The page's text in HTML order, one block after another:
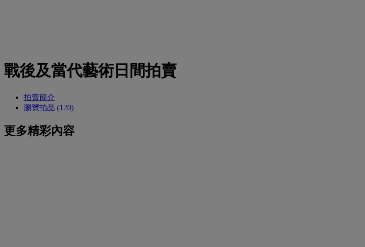
戰後及當代藝術日間拍賣
拍賣簡介
瀏覽拍品 (120)
更多精彩內容